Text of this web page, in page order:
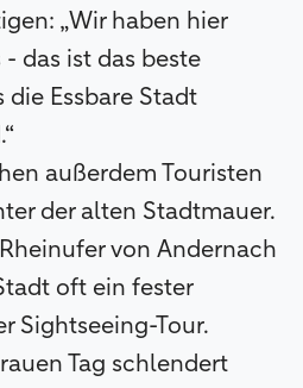
„Wir haben hier
das ist das beste
die Essbare Stadt
außerdem Touristen
der alten Stadtmauer.
von Andernach
oft ein fester
Sightseeing-Tour.
Tag schlendert